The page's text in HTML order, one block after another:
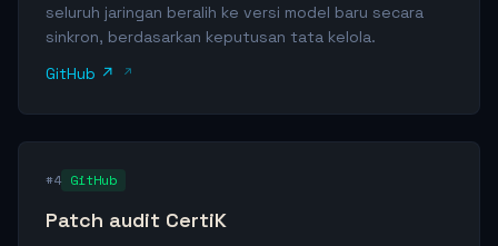
seluruh jaringan beralih ke versi model baru secara
sinkron, berdasarkan keputusan tata kelola.
GitHub ↗
#4 GitHub
Patch audit CertiK